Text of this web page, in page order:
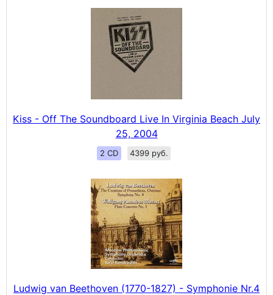
Kiss - Off The Soundboard Live In Virginia Beach July
25, 2004
2 CD 4399 руб.
Ludwig van Beethoven (1770-1827) - Symphonie Nr.4